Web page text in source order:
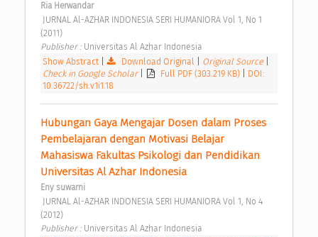
Ria Herwandar
(2011)
Publisher : Universitas Al Azhar Indonesia
Show Abstract| Download Original Original Source
Check in Google Scholar
Full PDF (303.219 KB)
DOI:
10.36722/sh.v1i1.18
Hubungan Gaya Mengajar Dosen dalam Proses
Pembelajaran dengan Motivasi Belajar
Mahasiswa Fakultas Psikologi dan Pendidikan
Universitas Al Azhar Indonesia
Eny suwarni
(2012)
Publisher : Universitas Al Azhar Indonesia